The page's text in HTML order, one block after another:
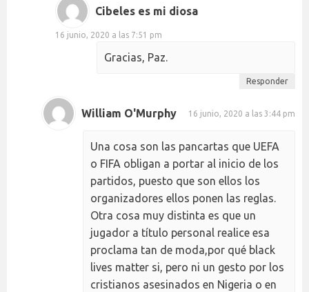
Cibeles es mi diosa
16 junio, 2020 a las 7:51 pm
Gracias, Paz.
Responder
William O'Murphy 16 junio, 2020 a las 3:44 pm
Una cosa son las pancartas que UEFA
o FIFA obligan a portar al inicio de los
partidos, puesto que son ellos los
organizadores ellos ponen las reglas.
Otra cosa muy distinta es que un
jugador a título personal realice esa
proclama tan de moda,por qué black
lives matter si, pero ni un gesto por los
cristianos asesinados en Nigeria o en